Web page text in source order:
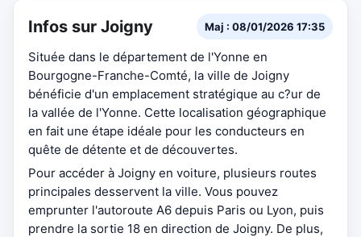
Infos sur Joigny Maj : 08/01/2026 17:35
Située dans le département de l'Yonne en
Bourgogne-Franche-Comté, la ville de Joigny
bénéficie d'un emplacement stratégique au c?ur de
la vallée de l'Yonne. Cette localisation géographique
en fait une étape idéale pour les conducteurs en
quête de détente et de découvertes.
Pour accéder à Joigny en voiture, plusieurs routes
principales desservent la ville. Vous pouvez
emprunter l'autoroute A6 depuis Paris ou Lyon, puis
prendre la sortie 18 en direction de Joigny. De plus,